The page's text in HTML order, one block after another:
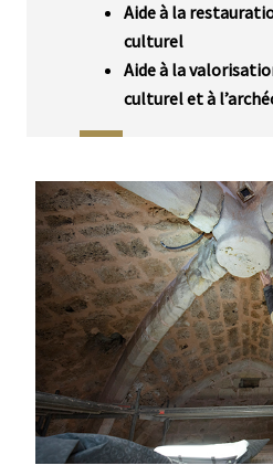
Aide à la
culturel
Aide à la
culturel et à
Média
Image